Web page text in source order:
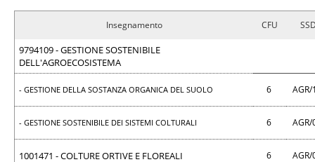
Insegnamento CFU
9794109 - GESTIONE SOSTENIBILE
DELL'AGROECOSISTEMA
- GESTIONE DELLA SOSTANZA ORGANICA DEL SUOLO 6
- GESTIONE SOSTENIBILE DEI SISTEMI COLTURALI 6
1001471 - COLTURE ORTIVE E FLOREALI 6